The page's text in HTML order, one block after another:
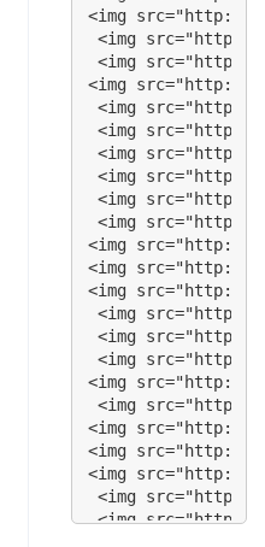
<img src="
<img src="
<img src="
<img src="
<img src="
<img src="
<img src="
<img src="
<img src="http://
<img src="http://
<img
<img src="http://
<img src="http://
<img
<img
<img src="http://
<img
<img src="http://
<img src="http://
<img src="http://
<img src="http://
<img
<img
<img src="http://
<img src="http://
<img
<img src="http://
<img src="http://
<img src="http://
<img src="http://
<img src="http://